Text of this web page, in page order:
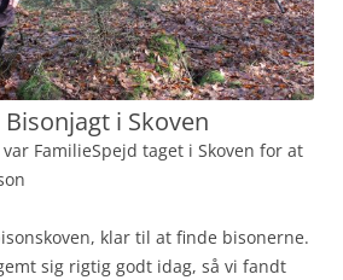
i Skoven
FamilieSpejd taget i Skoven for at
klar til at finde bisonerne.
sig rigtig godt idag, så vi fandt